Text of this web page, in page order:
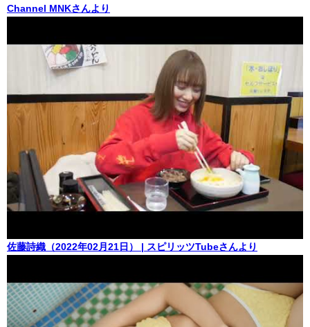
Channel MNKさんより
佐藤詩織（2022年02月21日） | スピリッツTubeさんより